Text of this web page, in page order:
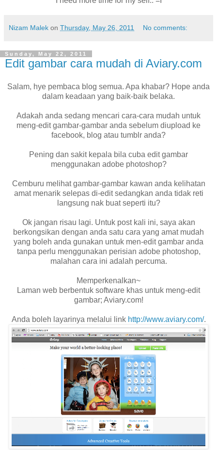
Nizam Malek on Thursday, May 26, 2011 No comments:
Sunday, May 22, 2011
Edit gambar cara mudah di Aviary.com
Salam, hye pembaca blog semua. Apa khabar? Hope anda
dalam keadaan yang baik-baik belaka.
Adakah anda sedang mencari cara-cara mudah untuk
meng-edit gambar-gambar anda sebelum diupload ke
facebook, blog atau tumblr anda?
Pening dan sakit kepala bila cuba edit gambar
menggunakan adobe photoshop?
Cemburu melihat gambar-gambar kawan anda kelihatan
amat menarik selepas di-edit sedangkan anda tidak reti
langsung nak buat seperti itu?
Ok jangan risau lagi. Untuk post kali ini, saya akan
berkongsikan dengan anda satu cara yang amat mudah
yang boleh anda gunakan untuk men-edit gambar anda
tanpa perlu menggunakan perisian adobe photoshop,
malahan cara ini adalah percuma.
Memperkenalkan~
Laman web berbentuk software khas untuk meng-edit
gambar; Aviary.com!
Anda boleh layarinya melalui link http://www.aviary.com/.